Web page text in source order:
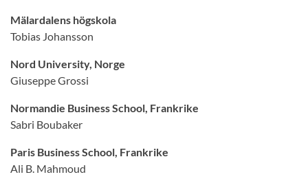
Mälardalens högskola
Tobias Johansson
Nord University, Norge
Giuseppe Grossi
Normandie Business School, Frankrike
Sabri Boubaker
Paris Business School, Frankrike
Ali B. Mahmoud